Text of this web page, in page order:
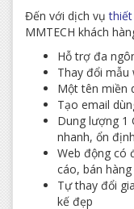
Đến với dịch vụthiết
MMTECH khách
Hỗ trợ đa
Thay đổi mẫu
Một tên miền
Tạo email
Dung lượng 1
nhanh, ổn định
Web động có
cáo, bán hàng
Tự thay đổi
kế đẹp